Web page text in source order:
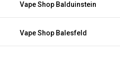
Vape Shop Balduinstein
Vape Shop Balesfeld